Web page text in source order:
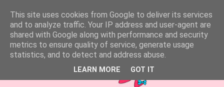
This site uses cookies from Google to deliver its services
and to analyze traffic. Your IP address and user-agent are
shared with Google along with performance and security
metrics to ensure quality of service, generate usage
statistics, and to detect and address abuse.
LEARN MORE GOT IT